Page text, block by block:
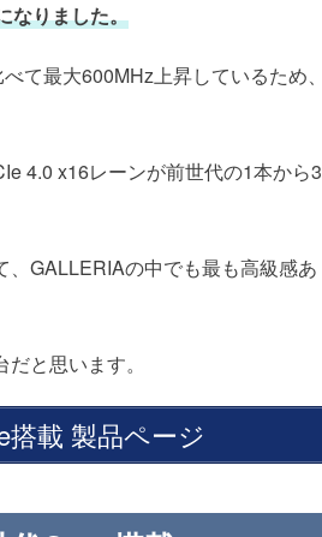
なりました。
て最大600MHz上昇しているため、
4.0 x16レーンが前世代の1本から3
、GALLERIAの中でも最も高級感あ
と思います。
搭載 製品ページ